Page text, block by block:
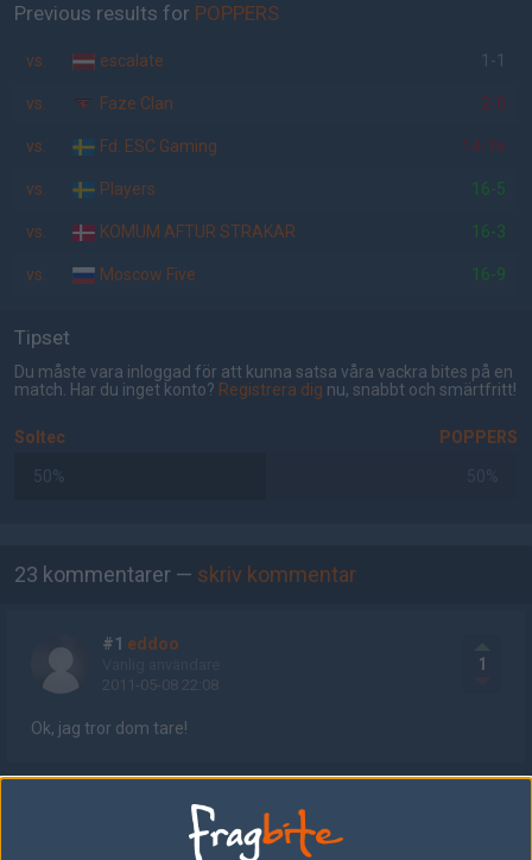
Previous results for POPPERS
vs. escalate 1-1
vs. Faze Clan 2-0
vs. Fd. ESC Gaming 14-16
vs. Players 16-5
vs. KOMUM AFTUR STRAKAR 16-3
vs. Moscow Five 16-9
Tipset
Du måste vara inloggad för att kunna satsa våra vackra bites på en
match. Har du inget konto? Registrera dig nu, snabbt och smärtfritt!
Soltec POPPERS
50% 50%
23 kommentarer — skriv kommentar
#1 eddoo
2011-05-08 22:08
1
Ok, jag tror dom tare!
Vanlig användare
2011-05-08 23:20